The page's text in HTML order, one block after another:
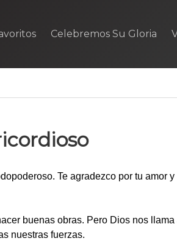
Celebremos Su Gloria
Te agradezco por tu amor
buenas obras. Pero Dios nos
nuestras fuerzas.